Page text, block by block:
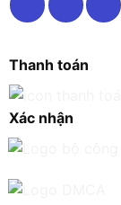
Thanh toán
Xác nhận